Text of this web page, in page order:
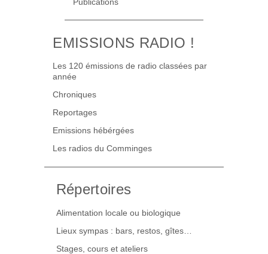
EMISSIONS RADIO !
Les 120 émissions de radio classées par
année
Chroniques
Reportages
Emissions hébérgées
Les radios du Comminges
Répertoires
Alimentation locale ou biologique
Lieux sympas : bars, restos, gîtes…
Stages, cours et ateliers